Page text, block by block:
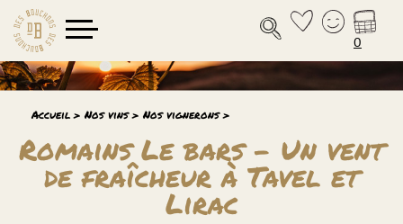
0
Accueil> Nos vins> Nos vignerons>
Romains Le bars - Un vent
de fraîcheur à Tavel et
Lirac